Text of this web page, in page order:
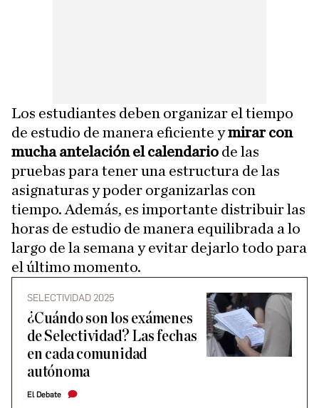
Los estudiantes deben organizar el tiempo
de estudio de manera eficiente ymirar con
mucha antelación el calendario de las
pruebas para tener una estructura de las
asignaturas y poder organizarlas con
tiempo. Además, es importante distribuir las
horas de estudio de manera equilibrada a lo
largo de la semana y evitar dejarlo todo para
el último momento.
SELECTIVIDAD 2025
¿Cuándo son los exámenes
de Selectividad? Las fechas
en cada comunidad
autónoma
El Debate